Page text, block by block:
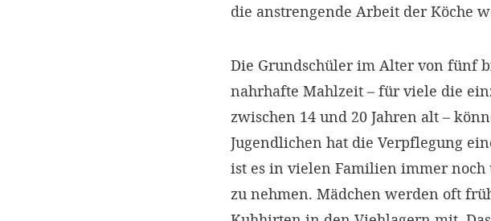
die anstrengende Arbeit der Köche
Die Grundschüler im Alter von fünf
nahrhafte Mahlzeit – für viele die
zwischen 14 und 20 Jahren alt –
Jugendlichen hat die Verpflegung
ist es in vielen Familien immer noch
zu nehmen. Mädchen werden oft